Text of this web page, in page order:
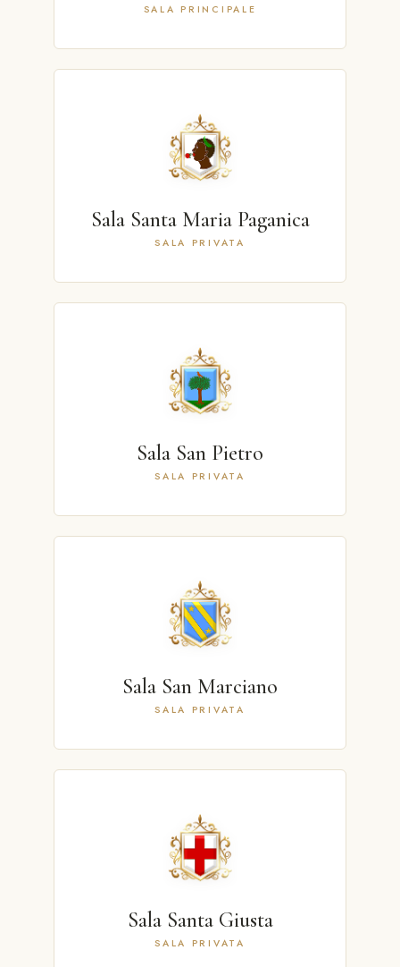
SALA PRINCIPALE
Sala Santa Maria Paganica
SALA PRIVATA
Sala San Pietro
SALA PRIVATA
Sala San Marciano
SALA PRIVATA
Sala Santa Giusta
SALA PRIVATA